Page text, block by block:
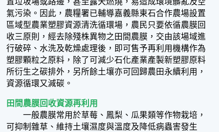
氣污染。因此，農糧署已輔導嘉義縣東石合作農場設置
區域型農業塑膠資源清洗循環場，農民只要依循農膜回
收三原則，經去除殘株異物之田間農膜，交由該場域進
行破碎、水洗及乾燥處理後，即可售予再利用機構作為
塑膠顆粒之原料，除了可減少石化產業產製新塑膠原料
所衍生之碳排外，另所餘土壤亦可回歸農田永續利用，
資源循環又減碳。
田間農膜回收資源再利用
一般農膜常用於草莓、鳳梨、瓜果類等作物栽培，
可抑制雜草、維持土壤濕度與溫度及降低病蟲害發生